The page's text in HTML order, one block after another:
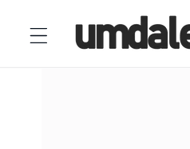
directamente
al contenido